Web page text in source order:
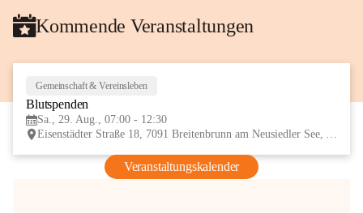
Kommende Veranstaltungen
Gemeinschaft & Vereinsleben
Blutspenden
Sa., 29. Aug., 07:00 - 12:30
Eisenstädter Straße 18, 7091 Breitenbrunn am Neusiedler See, AUT
Veranstaltungskalender